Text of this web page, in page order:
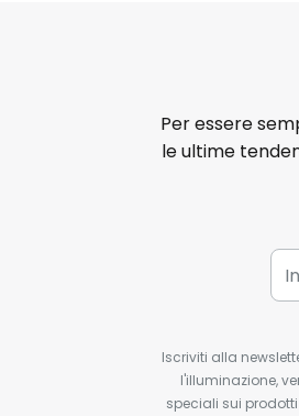
Per essere
le ultime
Iscriviti alla
l'illuminazione,
speciali sui